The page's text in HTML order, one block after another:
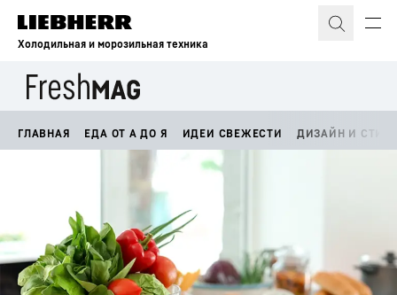
Холодильная и морозильная техника
ГЛАВНАЯ ЕДА ОТ А ДО Я ИДЕИ СВЕЖЕСТИ ДИЗАЙН И